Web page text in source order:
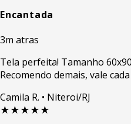
Encantada
3m atras
Tela perfeita! Tamanho
Recomendo demais, vale
Camila R. • Niteroi/RJ
★★★★★